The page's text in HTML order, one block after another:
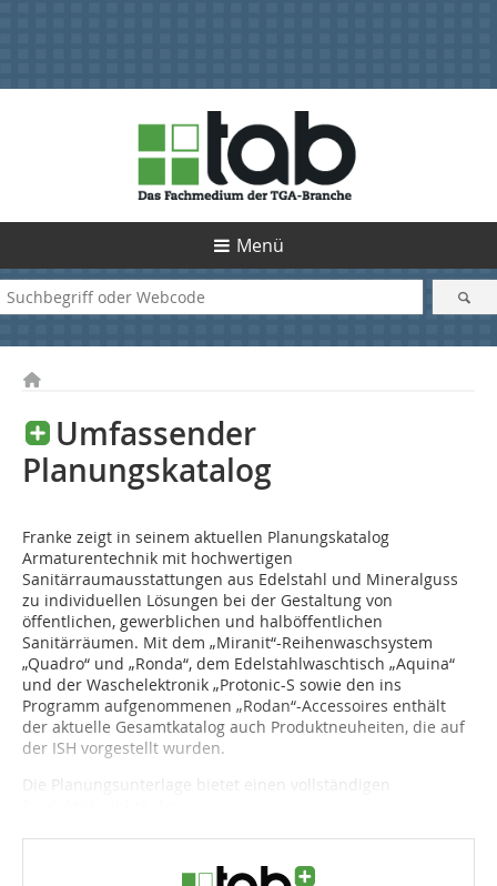
Menü
Umfassender
Planungskatalog
Franke zeigt in seinem aktuellen Planungskatalog
Armaturentechnik mit hochwertigen
Sanitärraumausstattungen aus Edelstahl und Mineralguss
zu individuellen Lösungen bei der Gestaltung von
öffentlichen, gewerblichen und halböffentlichen
Sanitärräumen. Mit dem „Miranit“-Reihen­waschsystem
„Quadro“ und „Ronda“, dem Edelstahlwaschtisch „Aquina“
und der Waschelek­tronik „Protonic-S sowie den ins
Programm aufgenom­menen „Rodan“-Accessoires enthält
der aktuelle Gesamtkatalog auch Produktneuheiten, die auf
der ISH vorgestellt wurden.
Die Planungsunterlage bietet einen vollständigen